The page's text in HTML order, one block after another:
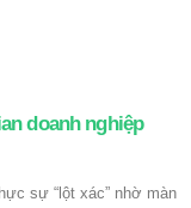
doanh nghiệp
sự “lột xác” nhờ màn